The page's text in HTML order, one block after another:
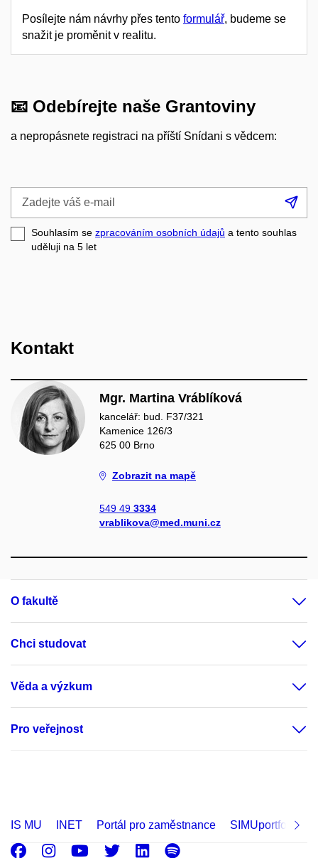
Posílejte nám návrhy přes tento formulář, budeme se
snažit je proměnit v realitu.
📧 Odebírejte naše Grantoviny
a nepropásnete registraci na příští Snídani s vědcem:
e-
mail
Souhlasím se zpracováním osobních údajů a tento souhlas
uděluji na 5 let
Kontakt
Mgr. Martina Vráblíková
kancelář: bud. F37/321
Kamenice 126/3
625 00 Brno
Zobrazit na mapě
549 49 3334
vrablikova@med.muni.cz
O fakultě
Chci studovat
Věda a výzkum
Pro veřejnost
IS MU INET Portál pro zaměstnance SIMUportfolio
Facebook
Instagram
Youtube
Twitter
LinkedIn
Spotify